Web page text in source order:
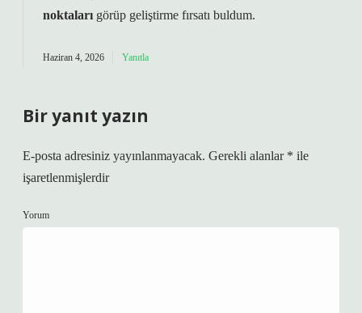
noktaları görüp geliştirme fırsatı buldum.
Haziran 4, 2026 Yanıtla
Bir yanıt yazın
E-posta adresiniz yayınlanmayacak. Gerekli alanlar * ile
işaretlenmişlerdir
Yorum